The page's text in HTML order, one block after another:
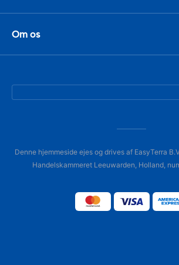
Om os
Denne hjemmeside ejes og drives af EasyTerra
Handelskammeret Leeuwarden, Holland,